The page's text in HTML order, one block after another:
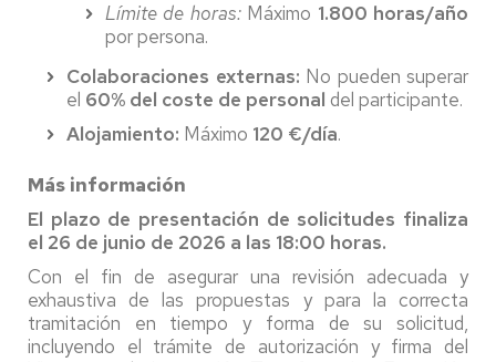
Límite de horas:Máximo 1.800 horas/año
por persona.
Colaboraciones externas: No pueden superar
el 60% del coste de personal del participante.
Alojamiento: Máximo 120 €/día.
Más información
El plazo de presentación de solicitudes finaliza
el 26 de junio de 2026 a las 18:00 horas.
Con el fin de asegurar una revisión adecuada y
exhaustiva de las propuestas y para la correcta
tramitación en tiempo y forma de su solicitud,
incluyendo el trámite de autorización y firma del